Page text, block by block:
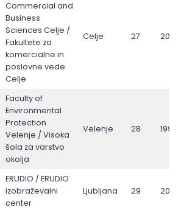
Commercial and
Business
Sciences Celje /
Fakultete za
komercialne in
poslovne vede
Celje
Celje 27 20027
Faculty of
Environmental
Protection
Velenje / Visoka
šola za varstvo
okolja
Velenje 28 19987
ERUDIO / ERUDIO
izobraževalni
center
Ljubljana 29 20373